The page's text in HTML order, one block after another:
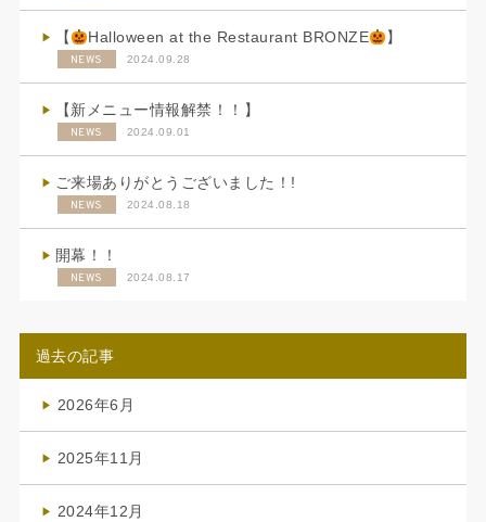
【 Halloween at the Restaurant BRONZE 】
NEWS 2024.09.28
【新メニュー情報解禁！！】
NEWS 2024.09.01
ご来場ありがとうございました！!
NEWS 2024.08.18
開幕！！
NEWS 2024.08.17
過去の記事
2026年6月
2025年11月
2024年12月